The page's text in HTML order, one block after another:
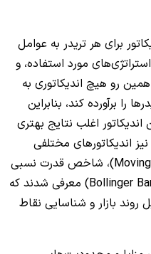
برای هر تریدر به عوامل
مورد استفاده، و
رو هیچ اندیکاتوری به
را برآورده کند، بنابراین
اغلب نتایج بهتری
اندیکاتورهای مختلفی
مانند میانگین متحرک (Moving Averages)، شاخص قدرت نسبی
(RSI)، MACD، و بولینگر باندز (Bollinger Bands) معرفی شدند که
روند بازار و شناسایی نقاط